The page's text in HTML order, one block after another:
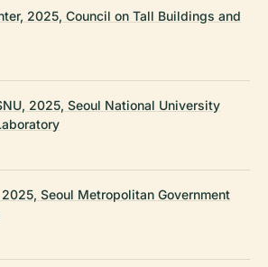
2025, Council on Tall Buildings and
2025, Seoul National University
Seoul Metropolitan Government